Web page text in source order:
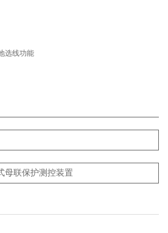
选线功能
母联保护测控装置